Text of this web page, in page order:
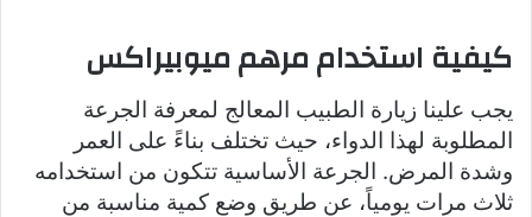
كيفية استخدام مرهم ميوبيراكس
يجب علينا زيارة الطبيب المعالج لمعرفة الجرعة
المطلوبة لهذا الدواء، حيث تختلف بناءً على العمر
وشدة المرض. الجرعة الأساسية تتكون من استخدامه
ثلاث مرات يومياً، عن طريق وضع كمية مناسبة من